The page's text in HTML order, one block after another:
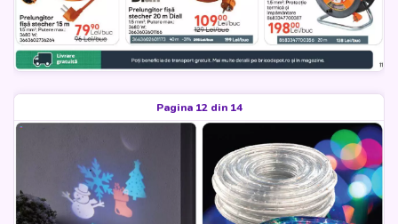
Pagina 12 din 14